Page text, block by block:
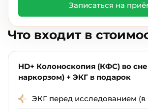
Записаться на
Что входит в
HD+ Колоноскопия (КФС) во
наркорзом) + ЭКГ в подарок
ЭКГ перед исследованием (в